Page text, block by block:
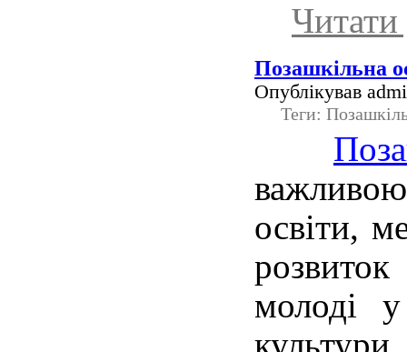
Позашкільна
Опублікував
Теги:
освіти,
молоді